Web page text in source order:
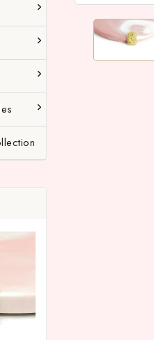
Connecteurs Bases
Argent